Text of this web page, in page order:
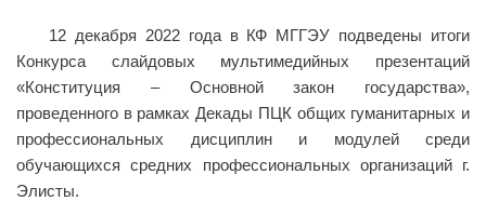
Абитуриенту
Рейтинговые списки
Рекомендованные к зачислению
Приказы о зачислении
Студенту
12 декабря 2022 года в КФ МГГЭУ подведены итоги
Конкурса слайдовых мультимедийных презентаций
«Конституция – Основной закон государства»,
проведенного в рамках Декады ПЦК общих гуманитарных и
профессиональных дисциплин и модулей среди
обучающихся средних профессиональных организаций г.
Элисты.